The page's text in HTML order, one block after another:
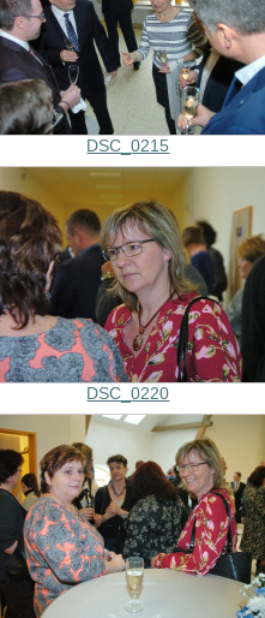
DSC_0215
DSC_0220